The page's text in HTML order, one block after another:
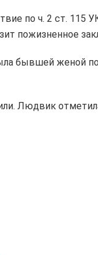
по ч. 2 ст. 115
пожизненное
бывшей женой
Людвик